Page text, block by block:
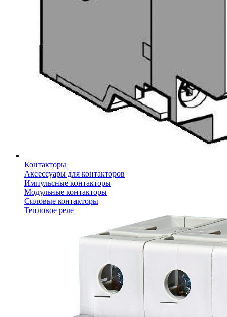
Контакторы
Аксессуары для контакторов
Импульсные контакторы
Модульные контакторы
Силовые контакторы
Тепловое реле